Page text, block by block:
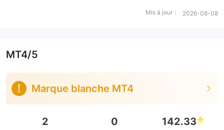
Mis à jour： 2026-08-08
MT4/5
Marque blanche MT4
2 0 142.33